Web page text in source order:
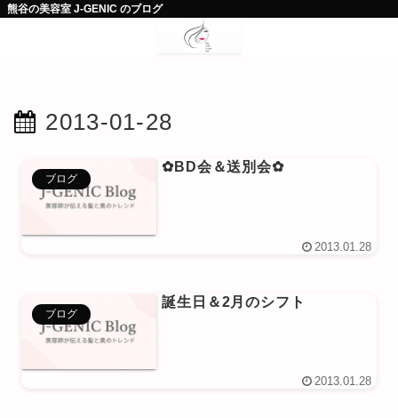
熊谷の美容室 J-GENIC のブログ
2013-01-28
ブログ
✿BD会＆送別会✿
2013.01.28
ブログ
誕生日＆2月のシフト
2013.01.28